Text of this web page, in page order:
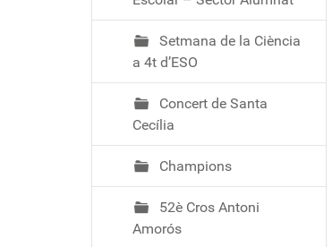
Setmana de la Ciència
a 4t d’ESO
Concert de Santa
Cecília
Champions
52è Cros Antoni
Amorós